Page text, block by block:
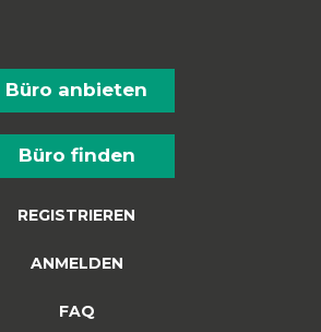
Büro anbieten
Büro finden
REGISTRIEREN
ANMELDEN
FAQ